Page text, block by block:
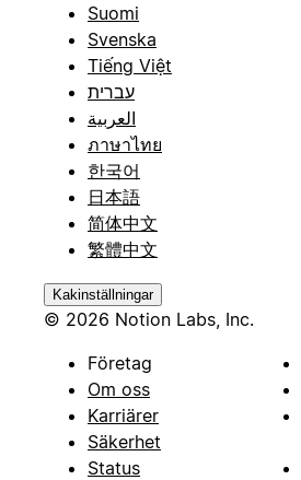
Suomi
Svenska
Tiếng Việt
עברית
العربية
ภาษาไทย
한국어
日本語
简体中文
繁體中文
Kakinställningar
© 2026 Notion Labs, Inc.
Företag
Om oss
Karriärer
Säkerhet
Status